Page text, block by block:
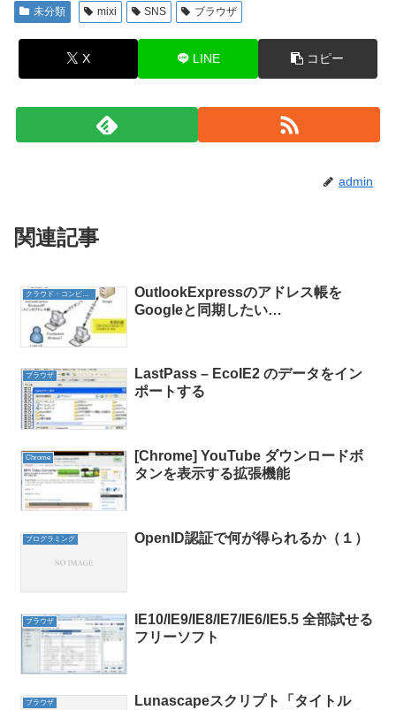
未分類 mixi SNS ブラウザ
X LINE コピー
admin
関連記事
クラウド・コンピューティング
OutlookExpressのアドレス帳を
Googleと同期したい…
ブラウザ
LastPass – EcoIE2 のデータをイン
ポートする
Chrome
[Chrome] YouTube ダウンロードボ
タンを表示する拡張機能
プログラミング OpenID認証で何が得られるか（１）
ブラウザ
IE10/IE9/IE8/IE7/IE6/IE5.5 全部試せる
フリーソフト
ブラウザ
Lunascapeスクリプト「タイトル